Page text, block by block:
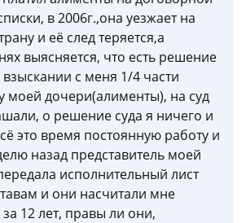
в 2006г.,она уезжает на
и её след теряется,а
выясняется, что есть решение
взыскании с меня 1/4 части
моей дочери(алименты), на суд
о решение суда я ничего и
это время постоянную работу и
назад представитель моей
исполнительный лист
и они насчитали мне
12 лет, правы ли они,